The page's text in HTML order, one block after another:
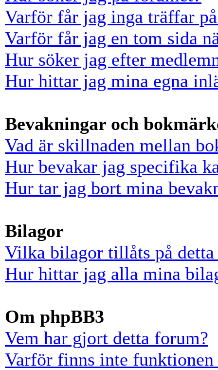
Varför får jag inga träffar
Varför får jag en tom sida
Hur söker jag efter
Hur hittar jag mina egna
Bevakningar och
Vad är skillnaden mellan
Hur bevakar jag specifika
Hur tar jag bort mina
Bilagor
Vilka bilagor tillåts på
Hur hittar jag alla mina
Om phpBB3
Vem har gjort detta forum?
Varför finns inte funktionen